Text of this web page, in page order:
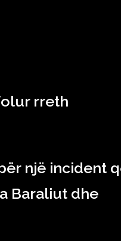
rreth
një incident
Baraliut dhe